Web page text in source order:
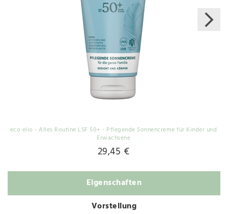
eco elio - Alles Routine LSF 50+ - Pflegende Sonnencreme für Kinder und
Erwachsene
29,45 €
Eigenschaften
Vorstellung